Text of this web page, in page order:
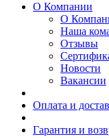
О Компании
О
Наша
Отзывы
Новости
Вакансии
Оплата и
Гарантия и